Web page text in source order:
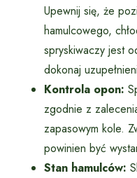
Upewnij się, że
hamulcowego,
spryskiwaczy jest
dokonaj
Kontrola opon:
zgodnie z
zapasowym kole.
powinien być
Stan hamulców: